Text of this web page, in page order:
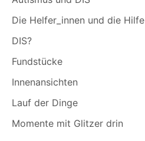
Die Helfer_innen und die Hilfe
DIS?
Fundstücke
Innenansichten
Lauf der Dinge
Momente mit Glitzer drin